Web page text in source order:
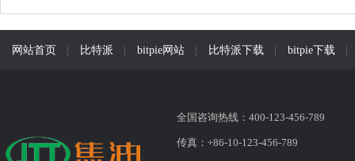
网站首页 比特派 bitpie网站 比特派下载 bitpie下载
全国咨询热线：400-123-456-789
传真：+86-10-123-456-789